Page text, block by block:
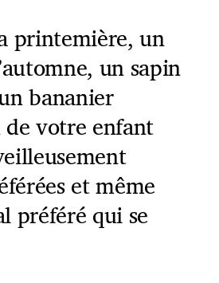
printemière, un
un sapin
bananier
de votre enfant
et même
préféré qui se